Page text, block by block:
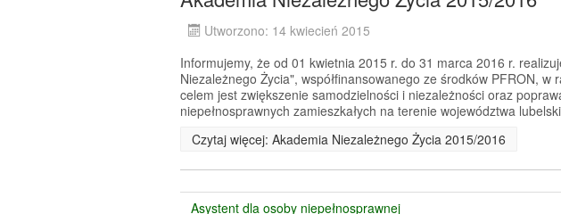
Utworzono: 14 kwiecień 2015
Informujemy, że od 01 kwietnia 2015 r. do 31 marca 2016 r.
Niezależnego Życia", współfinansowanego ze środków PFRON, w
celem jest zwiększenie samodzielności i niezależności oraz
niepełnosprawnych zamieszkałych na terenie województwa
Czytaj więcej: Akademia Niezależnego Życia 2015/2016
Asystent dla osoby niepełnosprawnej